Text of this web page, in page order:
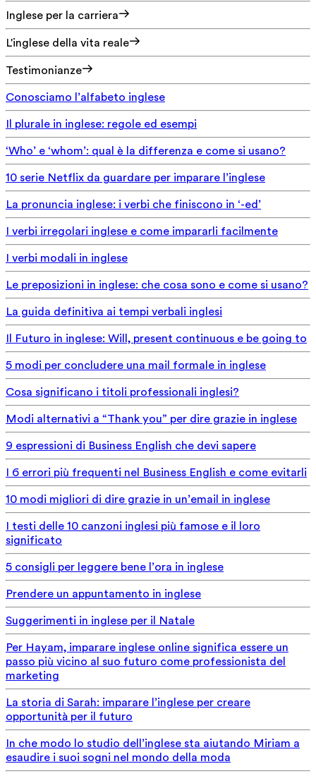
Inglese per la carriera
L'inglese della vita reale
Testimonianze
Conosciamo l’alfabeto inglese
Il plurale in inglese: regole ed esempi
‘Who’ e ‘whom’: qual è la differenza e come si usano?
10 serie Netflix da guardare per imparare l’inglese
La pronuncia inglese: i verbi che finiscono in ‘-ed’
I verbi irregolari inglese e come impararli facilmente
I verbi modali in inglese
Le preposizioni in inglese: che cosa sono e come si usano?
La guida definitiva ai tempi verbali inglesi
Il Futuro in inglese: Will, present continuous e be going to
5 modi per concludere una mail formale in inglese
Cosa significano i titoli professionali inglesi?
Modi alternativi a “Thank you” per dire grazie in inglese
9 espressioni di Business English che devi sapere
I 6 errori più frequenti nel Business English e come evitarli
10 modi migliori di dire grazie in un’email in inglese
I testi delle 10 canzoni inglesi più famose e il loro
significato
5 consigli per leggere bene l’ora in inglese
Prendere un appuntamento in inglese
Suggerimenti in inglese per il Natale
Per Hayam, imparare inglese online significa essere un
passo più vicino al suo futuro come professionista del
marketing
La storia di Sarah: imparare l’inglese per creare
opportunità per il futuro
In che modo lo studio dell’inglese sta aiutando Miriam a
esaudire i suoi sogni nel mondo della moda